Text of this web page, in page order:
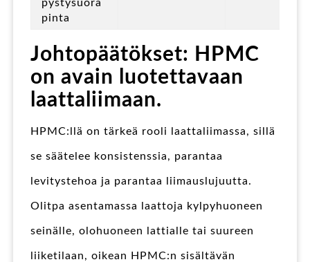
pystysuora
pinta
Johtopäätökset: HPMC
on avain luotettavaan
laattaliimaan.
HPMC:llä on tärkeä rooli laattaliimassa, sillä
se säätelee konsistenssia, parantaa
levitystehoa ja parantaa liimauslujuutta.
Olitpa asentamassa laattoja kylpyhuoneen
seinälle, olohuoneen lattialle tai suureen
liiketilaan, oikean HPMC:n sisältävän